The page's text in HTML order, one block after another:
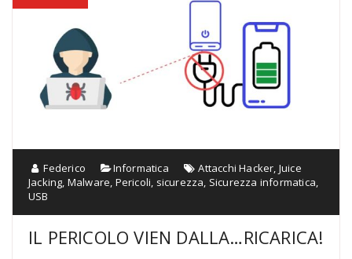
Federico Informatica Attacchi Hacker, Juice
Jacking, Malware, Pericoli, sicurezza, Sicurezza informatica,
USB
IL PERICOLO VIEN DALLA…RICARICA!